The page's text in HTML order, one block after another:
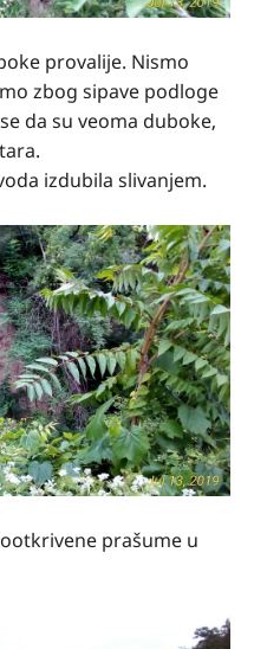
provalije. Nismo
zbog sipave podloge
da su veoma duboke,
izdubila slivanjem.
prašume u